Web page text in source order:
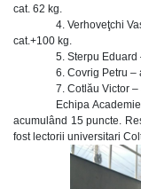
cat. 62 kg.
4. Verhoveţchi
cat.+100 kg.
5. Sterpu Eduard
6. Covrig Petru –
7. Cotlău Victor
Echipa
acumulând 15 puncte.
fost lectorii universitari